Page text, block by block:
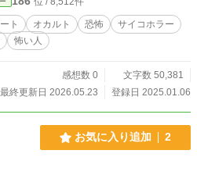
ト オカルト 恐怖
サイコホラー
怖い人
感想数 0
文字数 50,381
最終更新日 2026.05.23
登録日 2025.01.06
お気に入り追加 2